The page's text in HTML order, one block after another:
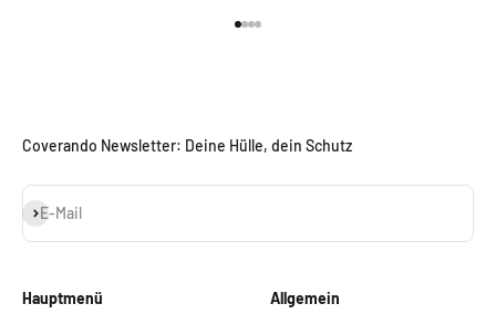
Coverando Newsletter: Deine Hülle, dein Schutz
E-Mail
Abonnieren
Hauptmenü Allgemein